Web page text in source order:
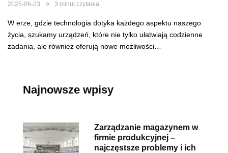
2025-06-23 3 minut czytania
W erze, gdzie technologia dotyka każdego aspektu naszego
życia, szukamy urządzeń, które nie tylko ułatwiają codzienne
zadania, ale również oferują nowe możliwości…
Najnowsze wpisy
Zarządzanie magazynem w
firmie produkcyjnej –
najczęstsze problemy i ich